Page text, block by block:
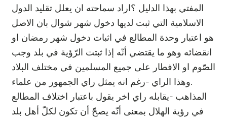
المفتي بهذا الدليل ؟ اراد سماحته ان يعلل تقليد الدول
الاسلامية التي ثبت لديها دخول شهر شوال بان الاصل
هو اعتبار وحدة المطالع في اثبات دخول شهر رمضان او
انقضائه وهو ما يقتضي أنّه إذا ثبتت الرّؤية في بلد وجب
الصّوم او الافطار على جميع المسلمين في مختلف البلاد
.وهذا الراي -رغم انه يمثل راي الجمهور من علماء
المذاهب -يقابله راي اخر يقول باعتبار اختلاف المطالع
في رؤية الهلال بمعنى أنّه يصحّ أن تكون لكلّ أهل بلد